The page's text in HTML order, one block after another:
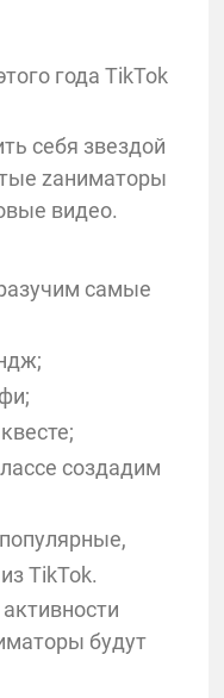
года TikTok
себя звездой
zаниматоры
видео.
самые
создадим
TikTok.
будут